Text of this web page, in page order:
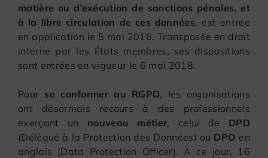
matière ou d’exécution de sanctions pénales, et
à la libre circulation de ces données, est entrée
en application le 5 mai 2016. Transposée en droit
interne par les États membres, ses dispositions
sont entrées en vigueur le 6 mai 2018.
Pour se conformer au RGPD, les organisations
ont désormais recours à des professionnels
exerçant un nouveau métier, celui de DPD
(Délégué à la Protection des Données) ou DPO en
anglais (Data Protection Officer). À ce jour, 16